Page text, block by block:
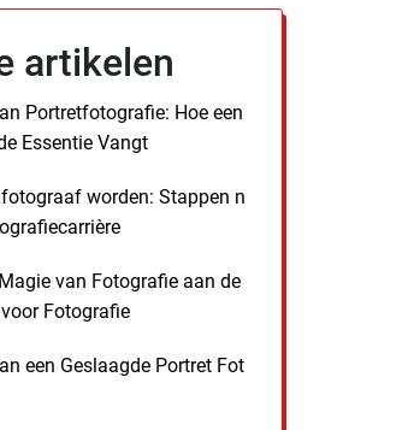
artikelen
Portretfotografie: Hoe een
Essentie Vangt
worden: Stappen n
van Fotografie aan de
Fotografie
een Geslaagde Portret Fot